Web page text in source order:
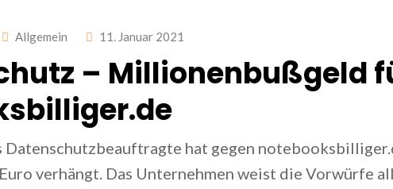
Allgemein 11. Januar 2021
– Millionenbußgeld
Datenschutzbeauftragte hat gegen
verhängt. Das Unternehmen weist die Vorwürfe